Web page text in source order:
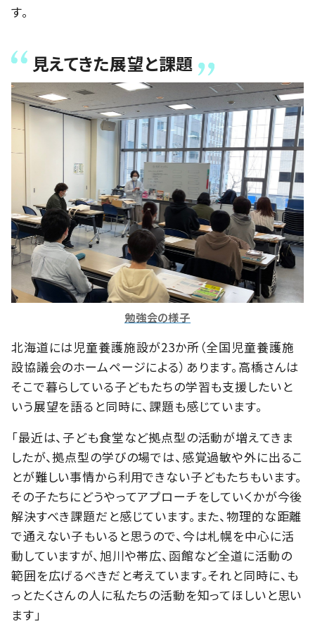
す。
見えてきた展望と課題
勉強会の様子
北海道には児童養護施設が23か所（全国児童養護施
設協議会のホームページによる）あります。高橋さんは
そこで暮らしている子どもたちの学習も支援したいと
いう展望を語ると同時に、課題も感じています。
「最近は、子ども食堂など拠点型の活動が増えてきま
したが、拠点型の学びの場では、感覚過敏や外に出るこ
とが難しい事情から利用できない子どもたちもいます。
その子たちにどうやってアプローチをしていくかが今後
解決すべき課題だと感じています。また、物理的な距離
で通えない子もいると思うので、今は札幌を中心に活
動していますが、旭川や帯広、函館など全道に活動の
範囲を広げるべきだと考えています。それと同時に、も
っとたくさんの人に私たちの活動を知ってほしいと思い
ます」